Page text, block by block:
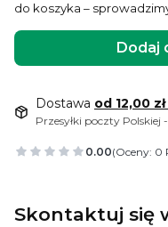
do koszyka –
Dodaj
Dostawa od 12,00 zł
Przesyłki poczty Polskiej
0.00(Oceny: 0
Skontaktuj się